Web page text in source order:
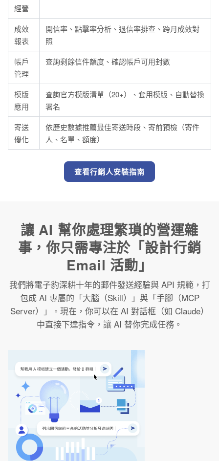
經營
成效
報表
開信率、點擊率分析、退信率排查、跨月成效對
照
帳戶
管理
查詢剩餘信件額度、確認帳戶可用封數
模版
應用
查詢官方模版清單（20+）、套用模版、自動替換
署名
寄送
優化
依歷史數據推薦最佳寄送時段、寄前預檢（寄件
人、名單、額度）
查看行銷人安裝指南
讓 AI 幫你處理繁瑣的營運雜
事，你只需專注於「設計行銷
Email 活動」
我們將電子豹深耕十年的郵件發送經驗與 API 規範，打
包成 AI 專屬的「大腦（Skill）」與「手腳（MCP
Server）」。現在，你可以在 AI 對話框（如 Claude）
中直接下達指令，讓 AI 替你完成任務。